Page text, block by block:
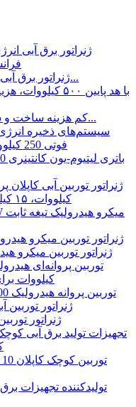
ژنراتور برق آبی انرژی جایگزین ۵۰۰ کیلووات فر...
کم هزینه ساخت و ساز عمران با راندمان بالا و کم ه...
ژنراتور توربین میکرو هیدرو
توربین پروانه هیدرولیک 100 کیلوواتی ژنراتور توربین کاپلان
ژنراتور توربین آبی